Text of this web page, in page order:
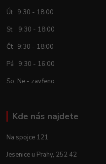
Út 9:30 - 18:00
St 9:30 - 18:00
Čt 9:30 - 18:00
Pá 9:30 - 16:00
So, Ne - zavřeno
Kde nás najdete
Na spojce 121
Jesenice u Prahy, 252 42